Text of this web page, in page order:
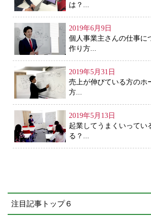
は？...
2019年6月9日
個人事業主さんの仕事に
作り方...
2019年5月31日
売上が伸びている方のホ
方...
2019年5月13日
起業してうまくいってい
る？...
注目記事トップ６